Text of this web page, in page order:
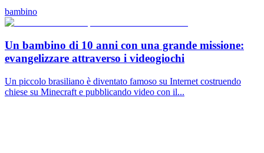
bambino
Un bambino di 10 anni con una grande missione:
evangelizzare attraverso i videogiochi
Un piccolo brasiliano è diventato famoso su Internet costruendo
chiese su Minecraft e pubblicando video con il...